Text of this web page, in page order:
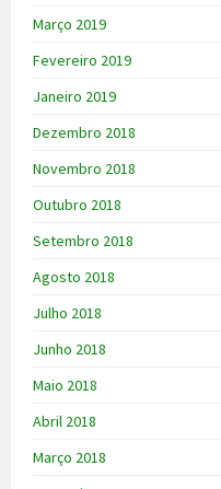
Março 2019
Fevereiro 2019
Janeiro 2019
Dezembro 2018
Novembro 2018
Outubro 2018
Setembro 2018
Agosto 2018
Julho 2018
Junho 2018
Maio 2018
Abril 2018
Março 2018